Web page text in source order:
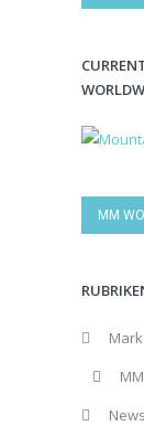
MM
News